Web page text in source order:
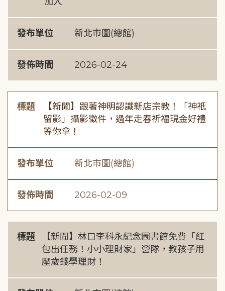
發布單位 新北市圖(總館)
發佈時間 2026-02-24
標題
【新聞】跟著神明認識新店宗教！「神祇
留影」攝影徵件，過年走春祈福現金好禮
等你拿！
發布單位 新北市圖(總館)
發佈時間 2026-02-09
標題
【新聞】林口李科永紀念圖書館免費「紅
包出任務！小小理財家」營隊，教孩子用
壓歲錢學理財！